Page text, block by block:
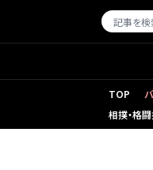
TOP
相撲・格